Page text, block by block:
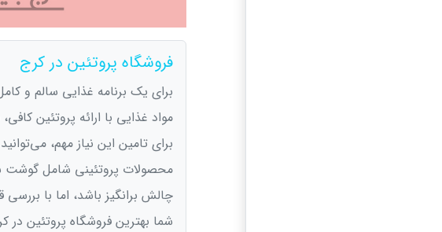
فروشگاه پروتئین در کرج
برای یک برنامه غذایی سالم و
مواد غذایی با ارائه پروتئین
برای تامین این نیاز مهم،
محصولات پروتئینی شامل
چالش برانگیز باشد، اما با
شما بهترین فروشگاه پروتئین در